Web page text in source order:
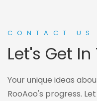
CONTACT US
Let's Get
Your unique ideas
RooAoo's progress.